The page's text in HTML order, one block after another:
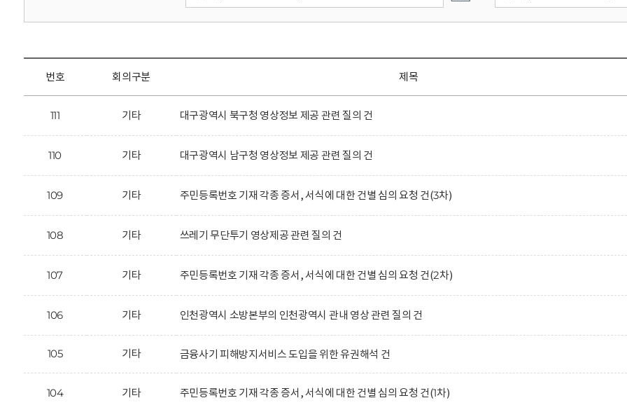
번호 회의구분 제목
111 기타 대구광역시 북구청 영상정보 제공 관련 질의 건
110 기타 대구광역시 남구청 영상정보 제공 관련 질의 건
109 기타 주민등록번호 기재 각종 증서, 서식에 대한 건별 심의 요청 건(3차)
108 기타 쓰레기 무단투기 영상제공 관련 질의 건
107 기타 주민등록번호 기재 각종 증서, 서식에 대한 건별 심의 요청 건(2차)
106 기타 인천광역시 소방본부의 인천광역시 관내 영상 관련 질의 건
105 기타 금융사기 피해방지서비스 도입을 위한 유권해석 건
104 기타 주민등록번호 기재 각종 증서, 서식에 대한 건별 심의 요청 건(1차)